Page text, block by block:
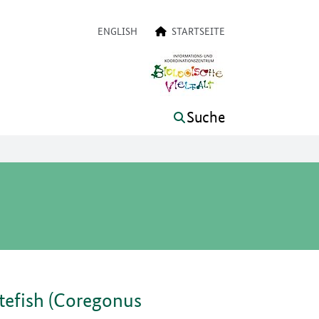
ENGLISH STARTSEITE
Suche
(Coregonus